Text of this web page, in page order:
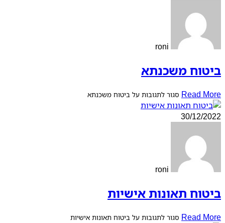
ביטוח משכנתא
Read More סגור לתגובות על ביטוח משכנתא
30/12/2022
ביטוח תאונות אישיות
Read More סגור לתגובות על ביטוח תאונות אישיות